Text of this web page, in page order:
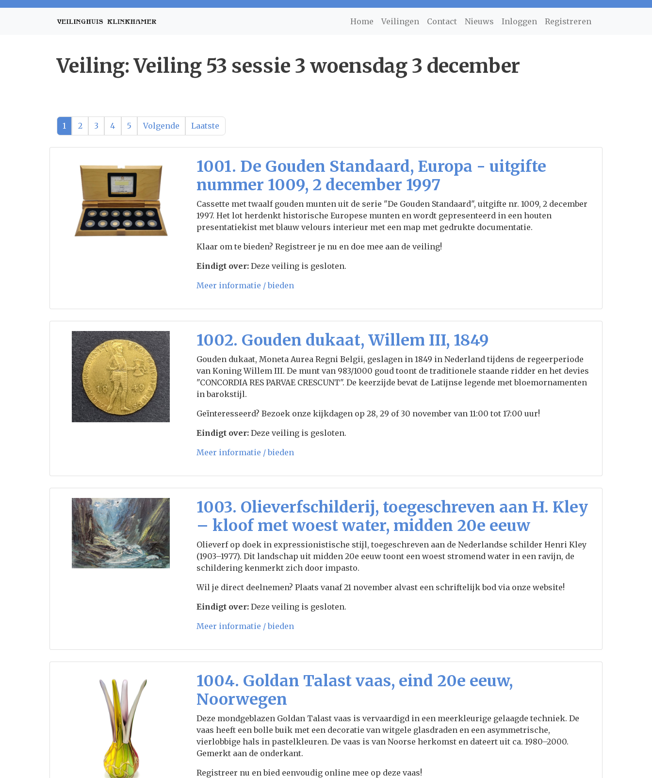
Home Veilingen Contact Nieuws Inloggen Registreren
Veiling: Veiling 53 sessie 3 woensdag 3 december
1 2 3 4 5 Volgende Laatste
1001. De Gouden Standaard, Europa - uitgifte
nummer 1009, 2 december 1997
Cassette met twaalf gouden munten uit de serie "De Gouden Standaard", uitgifte nr. 1009, 2 december
1997. Het lot herdenkt historische Europese munten en wordt gepresenteerd in een houten
presentatiekist met blauw velours interieur met een map met gedrukte documentatie.
Klaar om te bieden? Registreer je nu en doe mee aan de veiling!
Eindigt over: Deze veiling is gesloten.
Meer informatie / bieden
1002. Gouden dukaat, Willem III, 1849
Gouden dukaat, Moneta Aurea Regni Belgii, geslagen in 1849 in Nederland tijdens de regeerperiode
van Koning Willem III. De munt van 983/1000 goud toont de traditionele staande ridder en het devies
"CONCORDIA RES PARVAE CRESCUNT". De keerzijde bevat de Latijnse legende met bloemornamenten
in barokstijl.
Geïnteresseerd? Bezoek onze kijkdagen op 28, 29 of 30 november van 11:00 tot 17:00 uur!
Eindigt over: Deze veiling is gesloten.
Meer informatie / bieden
1003. Olieverfschilderij, toegeschreven aan H. Kley
– kloof met woest water, midden 20e eeuw
Olieverf op doek in expressionistische stijl, toegeschreven aan de Nederlandse schilder Henri Kley
(1903–1977). Dit landschap uit midden 20e eeuw toont een woest stromend water in een ravijn, de
schildering kenmerkt zich door impasto.
Wil je direct deelnemen? Plaats vanaf 21 november alvast een schriftelijk bod via onze website!
Eindigt over: Deze veiling is gesloten.
Meer informatie / bieden
1004. Goldan Talast vaas, eind 20e eeuw,
Noorwegen
Deze mondgeblazen Goldan Talast vaas is vervaardigd in een meerkleurige gelaagde techniek. De
vaas heeft een bolle buik met een decoratie van witgele glasdraden en een asymmetrische,
vierlobbige hals in pastelkleuren. De vaas is van Noorse herkomst en dateert uit ca. 1980–2000.
Gemerkt aan de onderkant.
Registreer nu en bied eenvoudig online mee op deze vaas!